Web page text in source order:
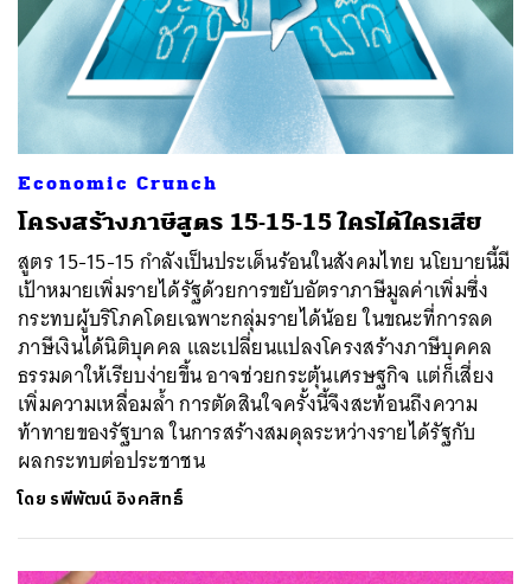
Economic Crunch
โครงสร้างภาษีสูตร 15-15-15 ใครได้ใครเสีย
สูตร 15-15-15 กำลังเป็นประเด็นร้อนในสังคมไทย นโยบายนี้มี
เป้าหมายเพิ่มรายได้รัฐด้วยการขยับอัตราภาษีมูลค่าเพิ่มซึ่ง
กระทบผู้บริโภคโดยเฉพาะกลุ่มรายได้น้อย ในขณะที่การลด
ภาษีเงินได้นิติบุคคล และเปลี่ยนแปลงโครงสร้างภาษีบุคคล
ธรรมดาให้เรียบง่ายขึ้น อาจช่วยกระตุ้นเศรษฐกิจ แต่ก็เสี่ยง
เพิ่มความเหลื่อมล้ำ การตัดสินใจครั้งนี้จึงสะท้อนถึงความ
ท้าทายของรัฐบาล ในการสร้างสมดุลระหว่างรายได้รัฐกับ
ผลกระทบต่อประชาชน
โดย รพีพัฒน์ อิงคสิทธิ์